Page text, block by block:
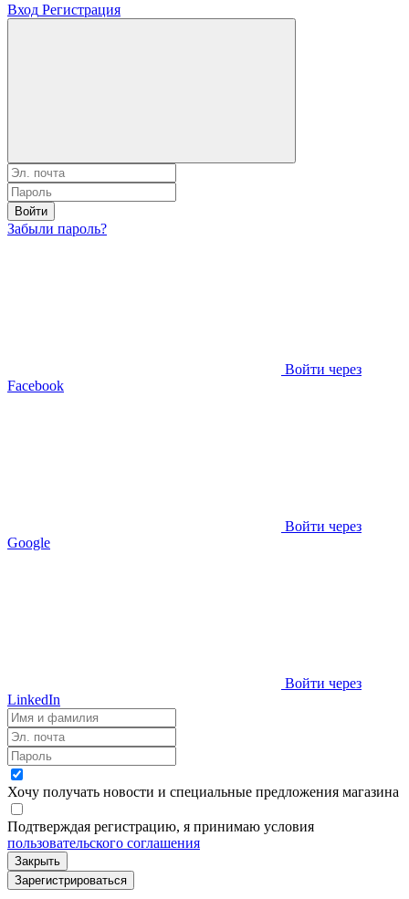
Вход Регистрация
Войти
Забыли пароль?
Войти через
Facebook
Войти через
Google
Войти через
LinkedIn
Хочу получать новости и специальные предложения магазина
Подтверждая регистрацию, я принимаю условия
пользовательского соглашения
Закрыть
Зарегистрироваться